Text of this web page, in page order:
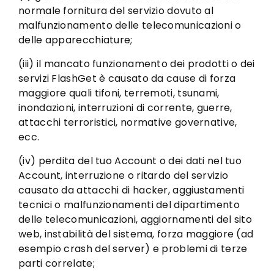
normale fornitura del servizio dovuto al
malfunzionamento delle telecomunicazioni o
delle apparecchiature;
(iii) il mancato funzionamento dei prodotti o dei
servizi FlashGet è causato da cause di forza
maggiore quali tifoni, terremoti, tsunami,
inondazioni, interruzioni di corrente, guerre,
attacchi terroristici, normative governative,
ecc.
(iv) perdita del tuo Account o dei dati nel tuo
Account, interruzione o ritardo del servizio
causato da attacchi di hacker, aggiustamenti
tecnici o malfunzionamenti del dipartimento
delle telecomunicazioni, aggiornamenti del sito
web, instabilità del sistema, forza maggiore (ad
esempio crash del server) e problemi di terze
parti correlate;